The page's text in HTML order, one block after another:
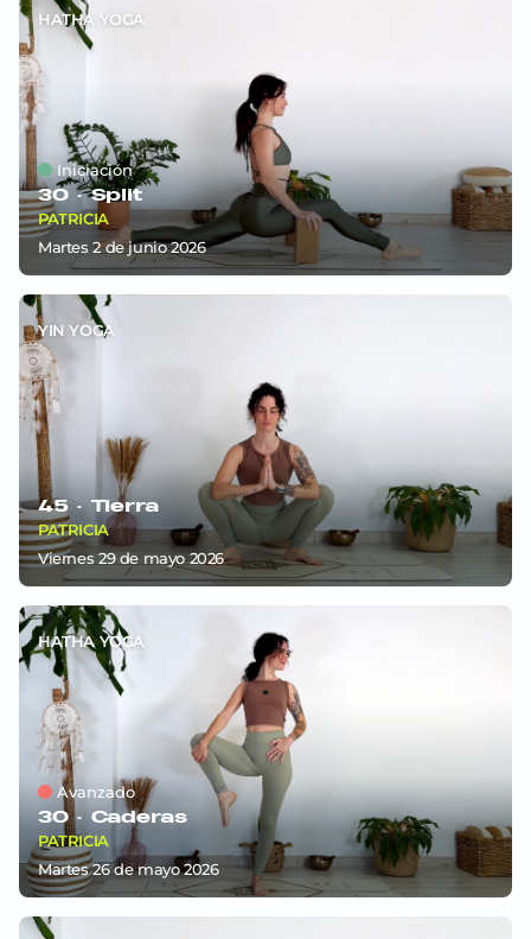
HATHA YOGA
Iniciación
30 ·Split
PATRICIA
martes 2dejunio 2026
YIN YOGA
45 · Tierra
PATRICIA
viernes 29de mayo 2026
HATHA YOGA
Avanzado
30 · Caderas
PATRICIA
martes 26demayo 2026